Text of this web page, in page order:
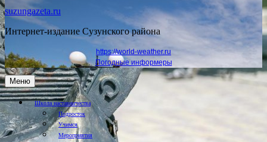
suzungazeta.ru
Интернет-издание Сузунского района
https://world-weather.ru
Погодные информеры
Меню
Школа наставничества
Подросток
Учимся
Мероприятия